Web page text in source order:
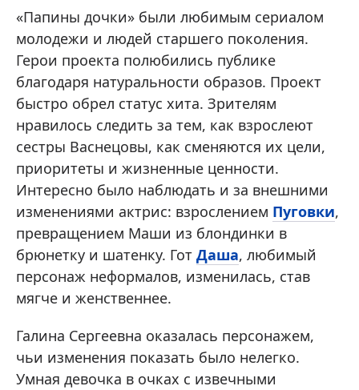
«Папины дочки» были любимым сериалом
молодежи и людей старшего поколения.
Герои проекта полюбились публике
благодаря натуральности образов. Проект
быстро обрел статус хита. Зрителям
нравилось следить за тем, как взрослеют
сестры Васнецовы, как сменяются их цели,
приоритеты и жизненные ценности.
Интересно было наблюдать и за внешними
изменениями актрис: взрослением Пуговки,
превращением Маши из блондинки в
брюнетку и шатенку. Гот Даша, любимый
персонаж неформалов, изменилась, став
мягче и женственнее.
Галина Сергеевна оказалась персонажем,
чьи изменения показать было нелегко.
Умная девочка в очках с извечными